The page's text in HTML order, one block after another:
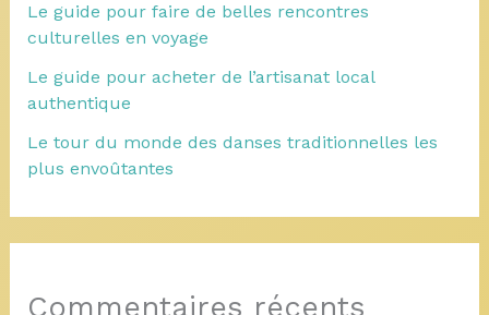
Le guide pour faire de belles rencontres
culturelles en voyage
Le guide pour acheter de l’artisanat local
authentique
Le tour du monde des danses traditionnelles les
plus envoûtantes
Commentaires récents